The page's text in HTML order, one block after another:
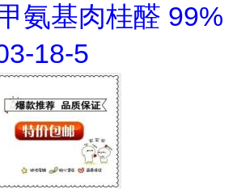
氨基肉桂醛 99%
18-5